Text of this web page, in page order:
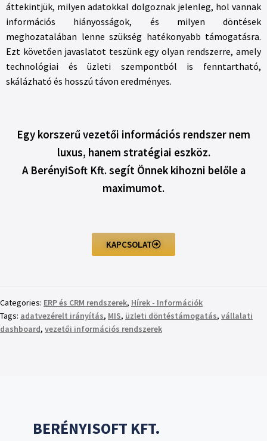
áttekintjük, milyen adatokkal dolgoznak jelenleg, hol vannak
információs hiányosságok, és milyen döntések
meghozatalában lenne szükség hatékonyabb támogatásra.
Ezt követően javaslatot teszünk egy olyan rendszerre, amely
technológiai és üzleti szempontból is fenntartható,
skálázható és hosszú távon eredményes.
Egy korszerű vezetői információs rendszer nem
luxus, hanem stratégiai eszköz.
A BerényiSoft Kft. segít Önnek kihozni belőle a
maximumot.
KAPCSOLAT
Categories: ERP és CRM rendszerek, Hírek - Információk
Tags: adatvezérelt irányítás, MIS, üzleti döntéstámogatás, vállalati
dashboard, vezetői információs rendszerek
BERÉNYISOFT KFT.